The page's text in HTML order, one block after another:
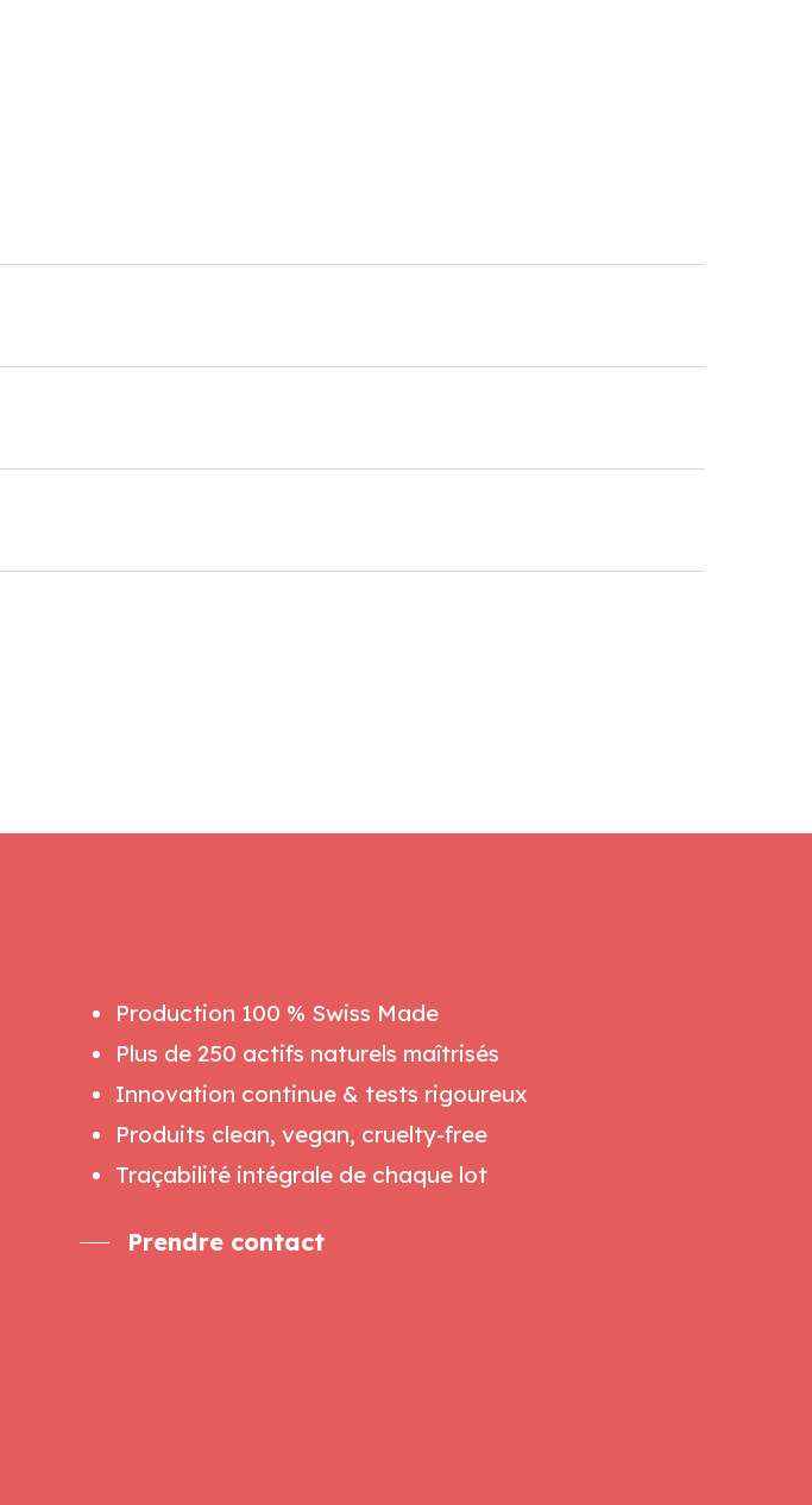
Production 100 % Swiss Made
Plus de 250 actifs naturels maîtrisés
Innovation continue & tests rigoureux
Produits clean, vegan, cruelty-free
Traçabilité intégrale de chaque lot
Prendre contact